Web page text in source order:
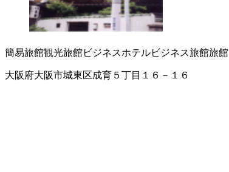
簡易旅館観光旅館ビジネスホテルビジネス旅館旅館
大阪府大阪市城東区成育５丁目１６－１６